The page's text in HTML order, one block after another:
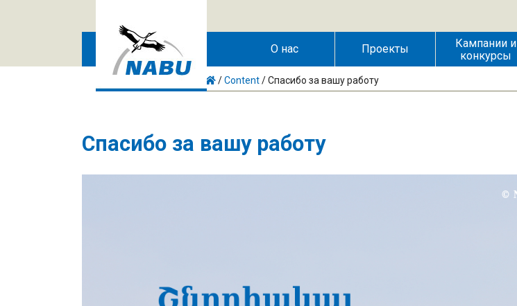
О нас Проекты
Кампании и
конкурсы
/Content/Спасибо за вашу работу
Спасибо за вашу работу